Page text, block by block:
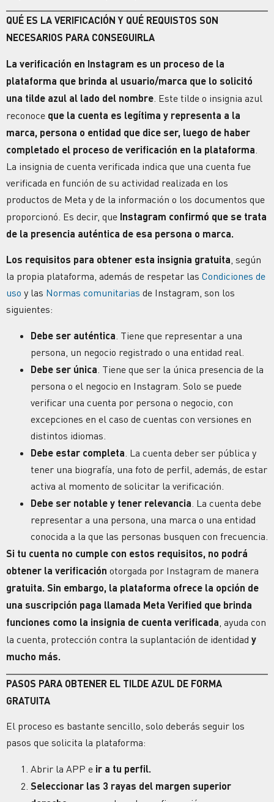
QUÉ ES LA VERIFICACIÓN Y QUÉ REQUISTOS SON
NECESARIOS PARA CONSEGUIRLA
La verificación en Instagram es un proceso de la
plataforma que brinda al usuario/marca que lo solicitó
una tilde azul al lado del nombre . Este tilde o insignia azul
reconoce que la cuenta es legítima y representa a la
marca, persona o entidad que dice ser, luego de haber
completado el proceso de verificación en la plataforma
La insignia de cuenta verificada indica que una cuenta fue
verificada en función de su actividad realizada en los
productos de Meta y de la información o los documentos que
proporcionó. Es decir, que Instagram confirmó que se trata
de la presencia auténtica de esa persona o marca.
Los requisitos para obtener esta insignia gratuita, según
la propia plataforma, además de respetar las Condiciones de
uso y las Normas comunitarias de Instagram, son los
siguientes:
Debe ser auténtica . Tiene que representar a una
persona, un negocio registrado o una entidad real.
Debe ser única . Tiene que ser la única presencia de la
persona o el negocio en Instagram. Solo se puede
verificar una cuenta por persona o negocio, con
excepciones en el caso de cuentas con versiones en
distintos idiomas.
Debe estar completa . La cuenta deber ser pública y
tener una biografía, una foto de perfil, además, de estar
activa al momento de solicitar la verificación.
Debe ser notable y tener relevancia . La cuenta debe
representar a una persona, una marca o una entidad
conocida a la que las personas busquen con frecuencia.
Si tu cuenta no cumple con estos requisitos, no podrá
obtener la verificación otorgada por Instagram de manera
gratuita. Sin embargo, la plataforma ofrece la opción de
una suscripción paga llamada Meta Verified que brinda
funciones como la insignia de cuenta verificada , ayuda con
la cuenta, protección contra la suplantación de identidad y
mucho más.
PASOS PARA OBTENER EL TILDE AZUL DE FORMA
GRATUITA
El proceso es bastante sencillo, solo deberás seguir los
pasos que solicita la plataforma:
Abrir la APP e ir a tu perfil.
Seleccionar las 3 rayas del margen superior